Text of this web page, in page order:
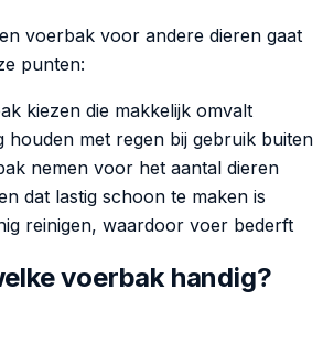
voerbak voor andere dieren gaat
punten:
kiezen die makkelijk omvalt
houden met regen bij gebruik buiten
nemen voor het aantal dieren
dat lastig schoon te maken is
reinigen, waardoor voer bederft
voerbak handig?